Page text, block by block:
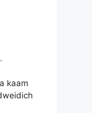
kaam